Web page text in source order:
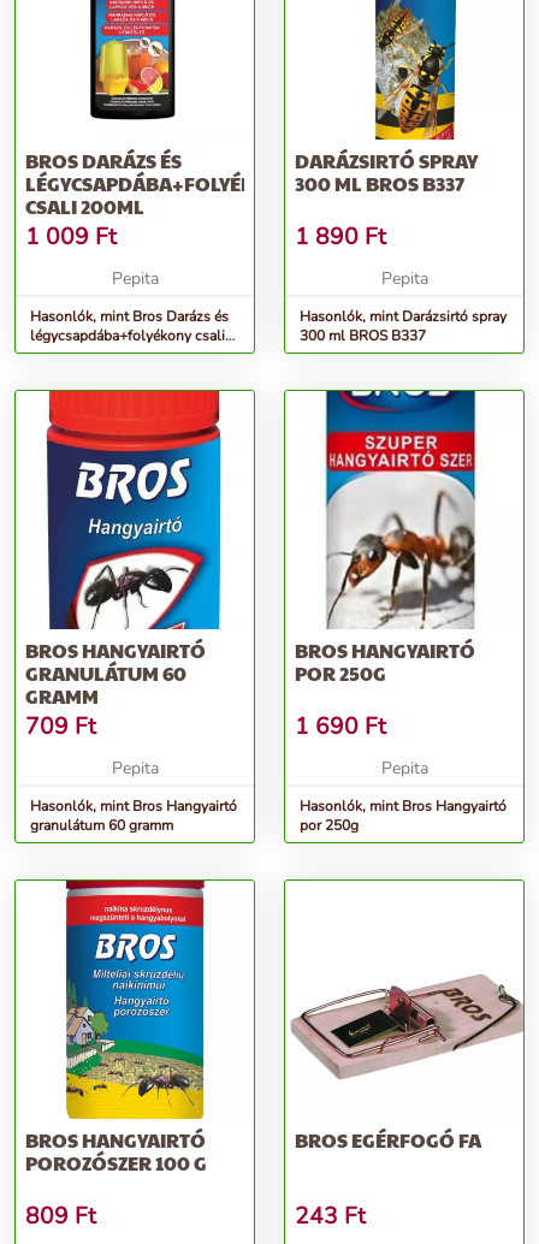
BROS DARÁZS ÉS
LÉGYCSAPDÁBA+FOLYÉKONY
CSALI 200ML
1 009 Ft
Pepita
Hasonlók, mint Bros Darázs és
légycsapdába+folyékony csali
200ml
DARÁZSIRTÓ SPRAY
300 ML BROS B337
1 890 Ft
Pepita
Hasonlók, mint Darázsirtó spray
300 ml BROS B337
BROS HANGYAIRTÓ
GRANULÁTUM 60
GRAMM
709 Ft
Pepita
Hasonlók, mint Bros Hangyairtó
granulátum 60 gramm
BROS HANGYAIRTÓ
POR 250G
1 690 Ft
Pepita
Hasonlók, mint Bros Hangyairtó
por 250g
BROS HANGYAIRTÓ
POROZÓSZER 100 G
809 Ft
BROS EGÉRFOGÓ FA
243 Ft